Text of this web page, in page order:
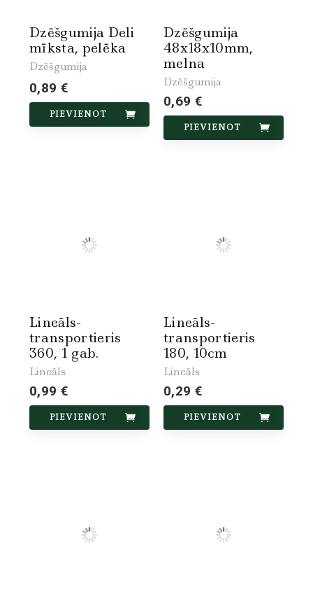
Dzēšgumija Deli
mīksta, pelēka
Dzēšgumija
0,89 €
PIEVIENOT
Dzēšgumija
48x18x10mm,
melna
Dzēšgumija
0,69 €
PIEVIENOT
Lineāls-
transportieris
360, 1 gab.
Lineāls
0,99 €
PIEVIENOT
Lineāls-
transportieris
180, 10cm
Lineāls
0,29 €
PIEVIENOT